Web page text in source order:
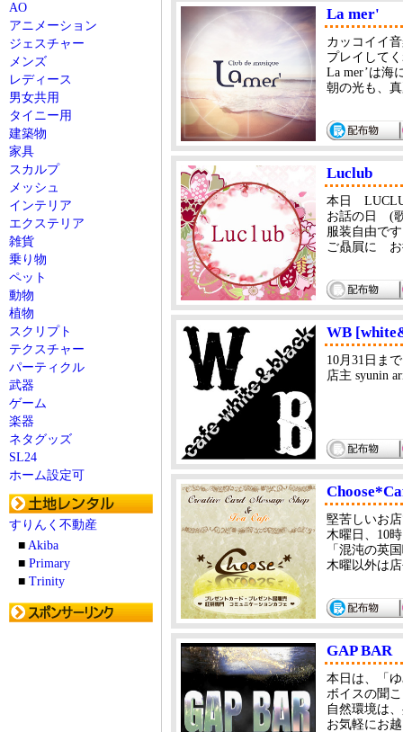
AO
アニメーション
ジェスチャー
メンズ
レディース
男女共用
タイニー用
建築物
家具
スカルプ
メッシュ
インテリア
エクステリア
雑貨
乗り物
ペット
動物
植物
スクリプト
テクスチャー
パーティクル
武器
ゲーム
楽器
ネタグッズ
SL24
ホーム設定可
すりんく不動産
■ Akiba
■ Primary
■ Trinity
La mer'
カッコイイ
プレイして
La mer’は海
朝の光も、
Luclub
本日
お話の日 (
服装自由で
ご贔屓に
WB
10月31日ま
店主 syunin
堅苦しいお
木曜日、10
「混沌の英
木曜以外は
GAP BAR
本日は、「
ボイスの聞
自然環境は
お気軽にお越